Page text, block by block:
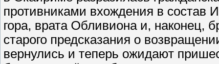
противниками вхождения в
гора, врата Обливиона и, наконец,
старого предсказания о
вернулись и теперь ожидают